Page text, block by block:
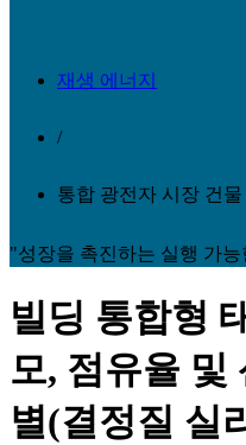
재생 에너지
/
통합 광전자 시장 건물
"성장을 촉진하는 실행 가
빌딩 통합형
모, 점유율 및
별(결정질 실